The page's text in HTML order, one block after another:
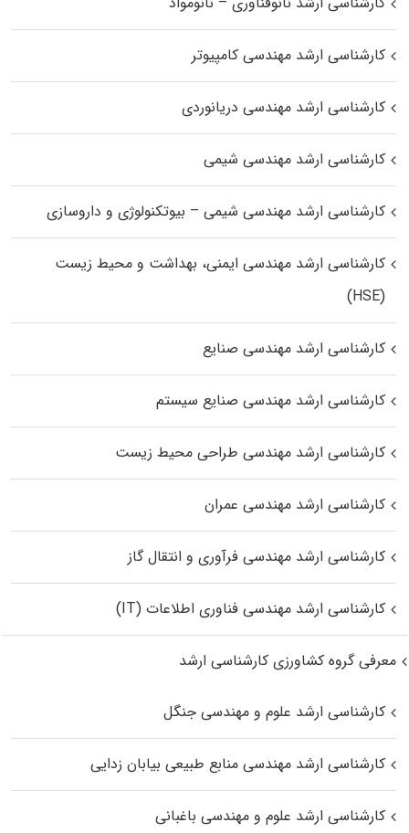
کارشناسی ارشد مهندسی کامپیوتر
کارشناسی ارشد مهندسی دریانوردی
کارشناسی ارشد مهندسی شیمی
کارشناسی ارشد مهندسی شیمی – بیوتکنولوژی و داروسازی
کارشناسی ارشد مهندسی ایمنی، بهداشت و محیط زیست
(HSE)
کارشناسی ارشد مهندسی صنایع
کارشناسی ارشد مهندسی صنایع سیستم
کارشناسی ارشد مهندسی طراحی محیط زیست
کارشناسی ارشد مهندسی عمران
کارشناسی ارشد مهندسی فرآوری و انتقال گاز
کارشناسی ارشد مهندسی فناوری اطلاعات (IT)
معرفی گروه کشاورزی کارشناسی ارشد
کارشناسی ارشد علوم و مهندسی جنگل
کارشناسی ارشد مهندسی منابع طبیعی بیابان زدایی
کارشناسی ارشد علوم و مهندسی باغبانی